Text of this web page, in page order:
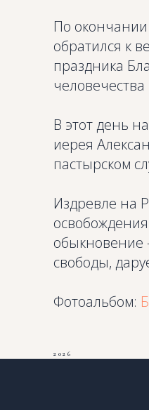
По
обратился к
праздника
В этот день
иерея
пастырском
Издревле на
обыкновение
свободы,
Фотоальбом:
2026